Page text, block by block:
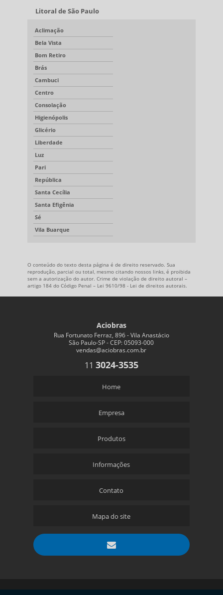
Litoral de São Paulo
Aclimação
Bela Vista
Bom Retiro
Brás
Cambuci
Centro
Consolação
Higienópolis
Glicério
Liberdade
Luz
Pari
República
Santa Cecília
Santa Efigênia
Sé
Vila Buarque
O conteúdo do texto desta página é de direito reservado. Sua
reprodução, parcial ou total, mesmo citando nossos links, é proibida
sem a autorização do autor. Crime de violação de direito autoral –
artigo 184 do Código Penal – Lei 9610/98 - Lei de direitos autorais.
Aciobras
Rua Fortunato Ferraz, 896 - Vila Anastácio
São Paulo-SP - CEP: 05093-000
vendas@aciobras.com.br
11 3024-3535
Home
Empresa
Produtos
Informações
Contato
Mapa do site